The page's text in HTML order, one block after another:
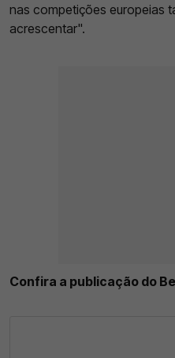
nas competições europeias
acrescentar".
Confira a publicação do